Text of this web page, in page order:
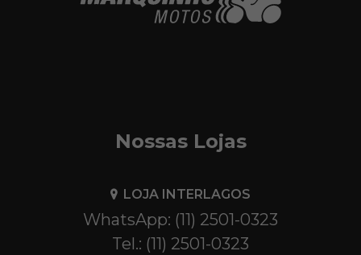
Nossas Lojas
LOJA INTERLAGOS
WhatsApp: (11) 2501-0323
Tel.: (11) 2501-0323